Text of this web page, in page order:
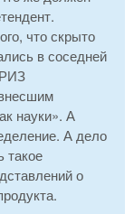
что скрыто
в соседней
науки». А
А дело
такое
о